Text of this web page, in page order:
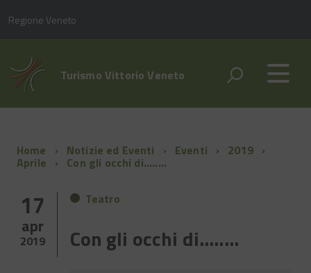
Regione Veneto
Turismo Vittorio Veneto
Home Notizie ed Eventi Eventi 2019
Aprile Con gli occhi di........
17
apr
2019
Teatro
Con gli occhi di........